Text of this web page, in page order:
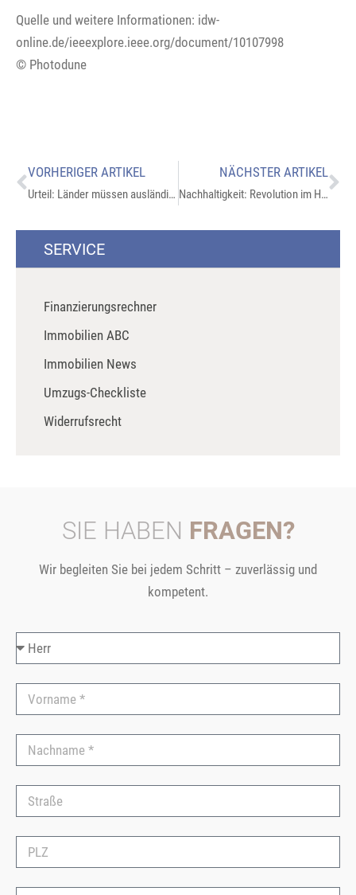
Quelle und weitere Informationen: idw-
online.de/ieeexplore.ieee.org/document/10107998
© Photodune
VORHERIGER ARTIKEL
Urteil: Länder müssen ausländische Konkurrenz im Bausektor hinnehmen
NÄCHSTER ARTIKEL
Nachhaltigkeit: Revolution im Holzbau durch Robotertechnik
SERVICE
Finanzierungsrechner
Immobilien ABC
Immobilien News
Umzugs-Checkliste
Widerrufsrecht
SIE HABEN FRAGEN?
Wir begleiten Sie bei jedem Schritt – zuverlässig und
kompetent.